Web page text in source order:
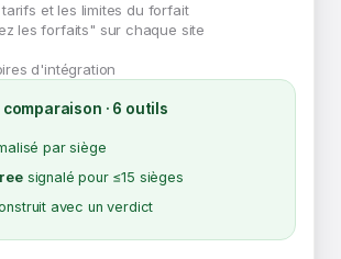
et les limites du forfait
les forfaits" sur chaque site
d'intégration
· 6 outils
par siège
signalé pour ≤15 sièges
avec un verdict